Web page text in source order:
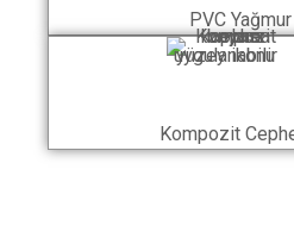
PVC
Kompozit